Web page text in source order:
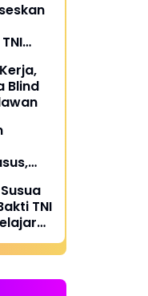
Praktisi Hukum
Pelabuhan
Yang Baru Serius
Berantas
Narkoba
Blind
TNI